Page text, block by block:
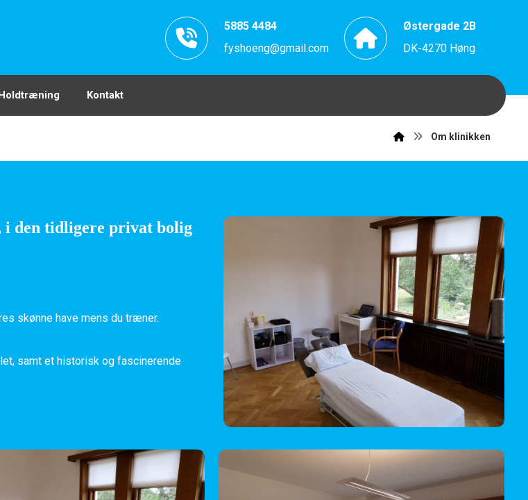
5885 4484
fyshoeng@gmail.com
Østergade 2B
DK-4270 Høng
Kontakt
Om klinikken
i den tidligere privat bolig
skønne have mens du træner.
samt et historisk og fascinerende